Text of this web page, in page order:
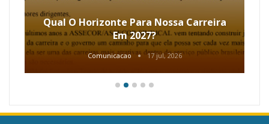
Qual O Horizonte Para Nossa Carreira
Em 2027?
Comunicacao 17 jul, 2026